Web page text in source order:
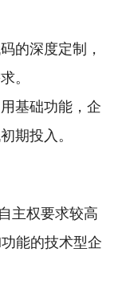
的深度定制，
。
基础功能，企
期投入。
主权要求较高
能的技术型企